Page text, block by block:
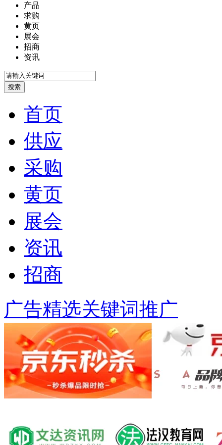
产品
求购
黄页
展会
招商
资讯
首页
供应
采购
黄页
展会
资讯
招商
广告精选关键词推广